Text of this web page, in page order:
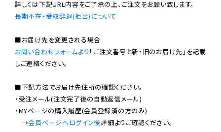
長期不在・受取辞退(拒否)について
お問い合わせフォームより 「ご注文番号と新・旧のお届け先」を記載
しご連絡ください。
■下記方法でお届け先住所の確認ください。
・受注メール(注文完了後の自動返信メール)
・MYページの購入履歴(会員登録済の方のみ)
→会員ページへログイン後